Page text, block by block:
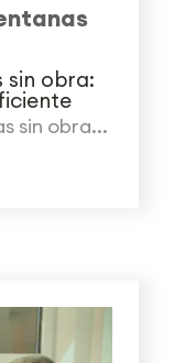
sin obra:
sin obra...